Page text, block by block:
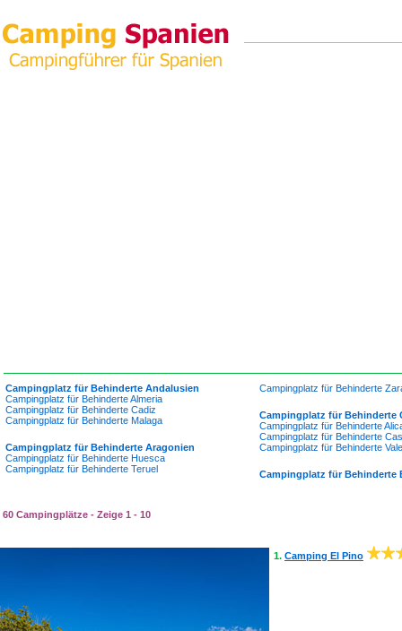
Campingplatz für Behinderte Andalusien
Campingplatz für Behinderte Almeria
Campingplatz für Behinderte Cadiz
Campingplatz für Behinderte Malaga
Campingplatz für Behinderte Aragonien
Campingplatz für Behinderte Huesca
Campingplatz für Behinderte Teruel
Campingplatz für Behinderte
Campingplatz für Behinderte
Campingplatz für Behinderte
Campingplatz für Behinderte
Campingplatz für Behinderte
Campingplatz für Behinderte
60 Campingplätze - Zeige 1 - 10
1. Camping El Pino